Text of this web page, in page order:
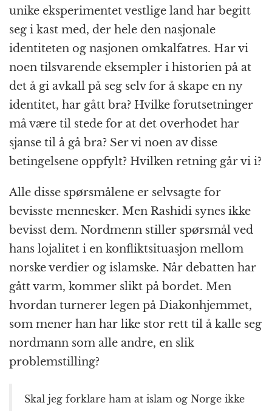
unike eksperimentet vestlige land har begitt
seg i kast med, der hele den nasjonale
identiteten og nasjonen omkalfatres. Har vi
noen tilsvarende eksempler i historien på at
det å gi avkall på seg selv for å skape en ny
identitet, har gått bra? Hvilke forutsetninger
må være til stede for at det overhodet har
sjanse til å gå bra? Ser vi noen av disse
betingelsene oppfylt? Hvilken retning går vi i?
Alle disse spørsmålene er selvsagte for
bevisste mennesker. Men Rashidi synes ikke
bevisst dem. Nordmenn stiller spørsmål ved
hans lojalitet i en konfliktsituasjon mellom
norske verdier og islamske. Når debatten har
gått varm, kommer slikt på bordet. Men
hvordan turnerer legen på Diakonhjemmet,
som mener han har like stor rett til å kalle seg
nordmann som alle andre, en slik
problemstilling?
Skal jeg forklare ham at islam og Norge ikke